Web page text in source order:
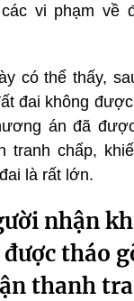
vi phạm về
có thể thấy,
đai không
án đã
tranh chấp,
là rất lớn.
nhận
tháo
thanh tra